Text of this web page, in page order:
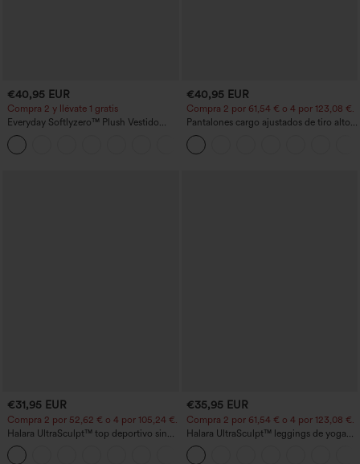
€40,95 EUR
Compra 2 y llévate 1 gratis
Everyday Softlyzero™ Plush Vestido
deportivo sin espalda 2 en 1
acampanado -Wannabe -Easy Peezy
€40,95 EUR
Compra 2 por 61,54 € o 4 por 123,08 €.
Pantalones cargo ajustados de tiro alto
con múltiples bolsillos y cremallera con
botones
€31,95 EUR
Compra 2 por 52,62 € o 4 por 105,24 €.
Halara UltraSculpt™ top deportivo sin
mangas con escote redondo y bajo
curvo
€35,95 EUR
Compra 2 por 61,54 € o 4 por 123,08 €.
Halara UltraSculpt™ leggings de yoga
bootcut de talle alto con control
abdominal, efecto moldeador y bolsillos